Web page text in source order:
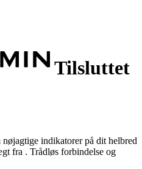
Tilsluttet
indikatorer på dit helbred
fra . Trådløs forbindelse og